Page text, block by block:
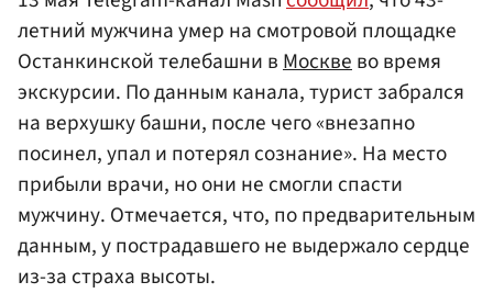
летний мужчина умер на смотровой площадке
Останкинской телебашни в Москве во время
экскурсии. По данным канала, турист забрался
на верхушку башни, после чего «внезапно
посинел, упал и потерял сознание». На место
прибыли врачи, но они не смогли спасти
мужчину. Отмечается, что, по предварительным
данным, у пострадавшего не выдержало сердце
из-за страха высоты.